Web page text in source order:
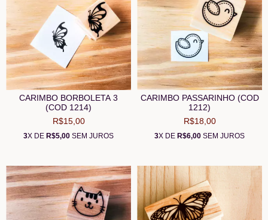
CARIMBO BORBOLETA 3
(COD 1214)
R$15,00
3X DE R$5,00 SEM JUROS
CARIMBO PASSARINHO (COD
1212)
R$18,00
3X DE R$6,00 SEM JUROS